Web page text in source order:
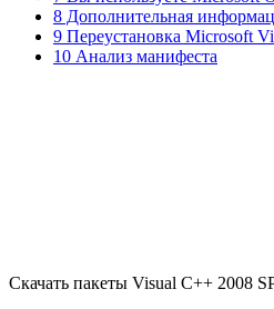
8 Дополнительная
9 Переустановка Microsoft
10 Анализ манифеста
Скачать пакеты Visual C++ 2008